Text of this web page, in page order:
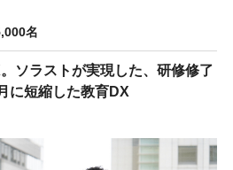
名
ソラストが実現した、研修修了
に短縮した教育DX